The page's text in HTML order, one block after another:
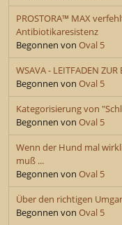
PROSTORA™ MAX
Antibiotikaresistenz
Begonnen von Oval 5
WSAVA - LEITFADEN
Begonnen von Oval 5
Kategorisierung von
Begonnen von Oval 5
Wenn der Hund mal
muß ...
Begonnen von Oval 5
Über den richtigen
Begonnen von Oval 5